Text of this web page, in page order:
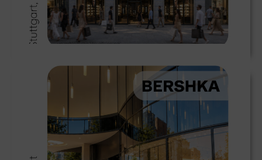
München: Bershka eröffnet neuen Store